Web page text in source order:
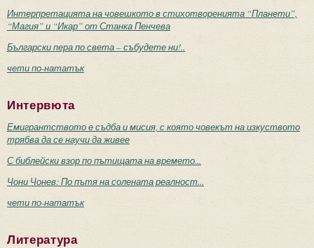
Интерпретацията на човешкото в стихотворенията “Планети”,
“Магия” и “Икар” от Станка Пенчева
Български пера по света – събудете ни!..
чети по-нататък
Интервюта
Емигрантството е съдба и мисия, с която човекът на изкуството
трябва да се научи да живее
С библейски взор по пътищата на времето...
Чони Чонев: По пътя на солената реалност...
чети по-нататък
Литература